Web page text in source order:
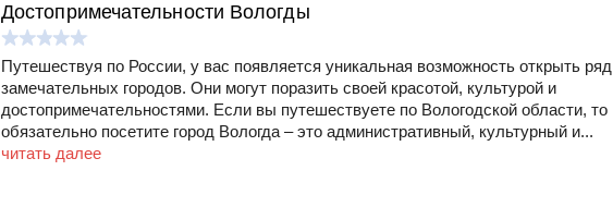
Достопримечательности Вологды
Путешествуя по России, у вас появляется уникальная возможность открыть ряд
замечательных городов. Они могут поразить своей красотой, культурой и
достопримечательностями. Если вы путешествуете по Вологодской области, то
обязательно посетите город Вологда – это административный, культурный и...
читать далее